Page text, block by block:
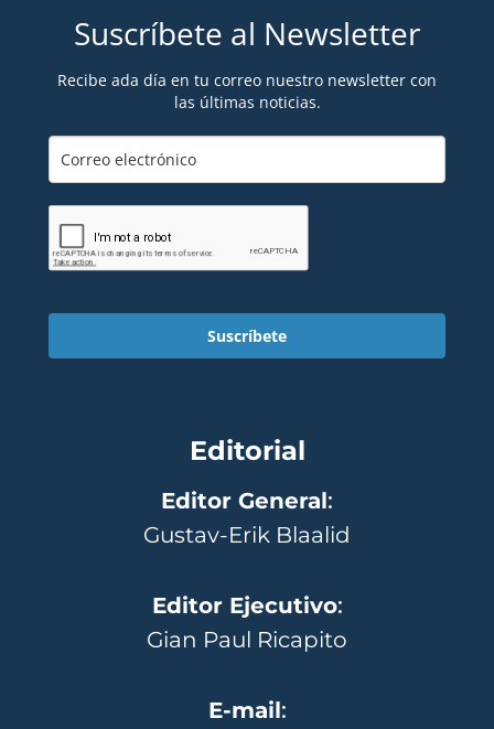
Suscríbete al Newsletter
Recibe ada día en tu correo nuestro newsletter con
las últimas noticias.
Suscríbete
Editorial
Editor General:
Gustav-Erik Blaalid
Editor Ejecutivo:
Gian Paul Ricapito
E-mail: